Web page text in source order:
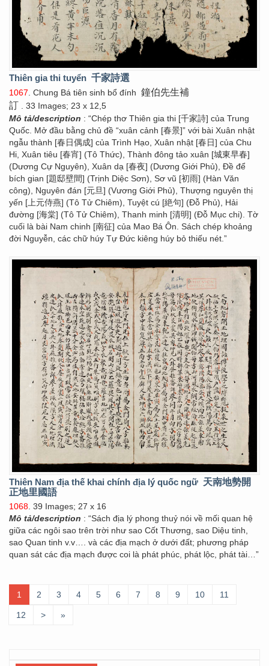
Thiên gia thi tuyển 千家詩選
1067 . Chung Bá tiên sinh bổ đính 鐘伯先生補
訂 . 33 Images; 23 x 12,5
Mô tả/description : “Chép thơ Thiên gia thi [千家詩] của Trung
Quốc. Mở đầu bằng chủ đề “xuân cảnh [春景]” với bài Xuân nhật
ngẫu thành [春日偶成] của Trình Hạo, Xuân nhật [春日] của Chu
Hi, Xuân tiêu [春宵] (Tô Thức), Thành đông tảo xuân [城東早春]
(Dương Cự Nguyên), Xuân dạ [春夜] (Dương Giới Phủ), Đề để
bích gian [題邸壁間] (Trịnh Diệc Sơn), Sơ vũ [初雨] (Hàn Văn
công), Nguyên đán [元旦] (Vương Giới Phủ), Thượng nguyên thị
yến [上元侍燕] (Tô Tử Chiêm), Tuyệt cú [絶句] (Đỗ Phủ), Hải
đường [海棠] (Tô Tử Chiêm), Thanh minh [清明] (Đỗ Mục chi). Tờ
cuối là bài Nam chinh [南征] của Mao Bá Ôn. Sách chép khoảng
đời Nguyễn, các chữ húy Tự Đức kiêng húy bỏ thiếu nét.”
Thiên Nam địa thế khai chính địa lý quốc ngữ 天南地勢開
正地里國語
1068 . 39 Images; 27 x 16
Mô tả/description : “Sách địa lý phong thuỷ nói về mối quan hệ
giữa các ngôi sao trên trời như sao Cốt Thương, sao Diệu tinh,
sao Quan tinh v.v…. và các địa mạch ở dưới đất; phương pháp
quan sát các địa mạch được coi là phát phúc, phát lộc, phát tài…”
1 2 3 4 5 6 7 8 9 10 11
12 > »